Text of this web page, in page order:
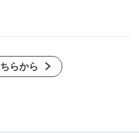
らから